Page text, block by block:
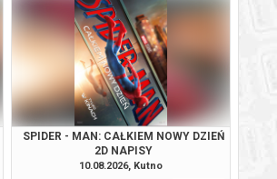
SPIDER - MAN: CAŁKIEM NOWY DZIEŃ
2D NAPISY
10.08.2026, Kutno